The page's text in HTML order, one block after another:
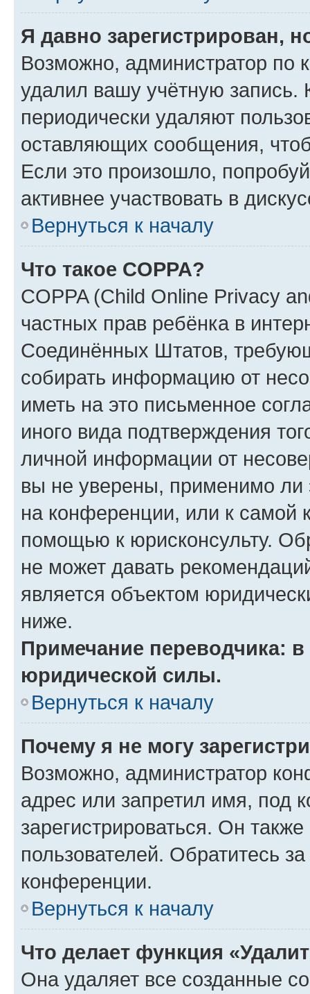
Я давно зарегистрирован,
Возможно, администратор по
удалил вашу учётную запись.
периодически удаляют
оставляющих сообщения,
Если это произошло,
активнее участвовать в
Вернуться к началу
Что такое COPPA?
COPPA (Child Online Privacy
частных прав ребёнка в
Соединённых Штатов,
собирать информацию от
иметь на это письменное
иного вида подтверждения
личной информации от
вы не уверены, применимо ли
на конференции, или к самой
помощью к юрисконсульту.
не может давать
является объектом
ниже.
Примечание переводчика:
юридической силы.
Вернуться к началу
Почему я не могу
Возможно, администратор
адрес или запретил имя, под
зарегистрироваться. Он
пользователей. Обратитесь
конференции.
Вернуться к началу
Что делает функция
Она удаляет все созданные